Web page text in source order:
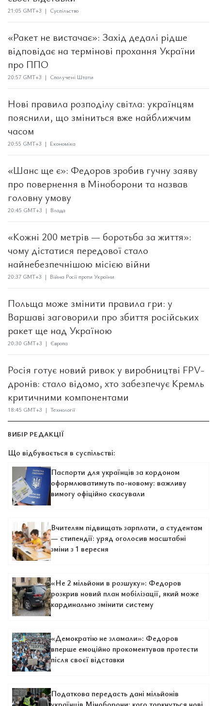
21:05 GMT+3 | Суспільство
«Ракет не вистачає»: Захід дедалі рідше
відповідає на термінові прохання України
про ППО
20:57 GMT+3 | Сполучені Штати
Нові правила розподілу світла: українцям
пояснили, що зміниться вже найближчим
часом
20:55 GMT+3 | Економіка
«Шанс ще є»: Федоров зробив гучну заяву
про повернення в Міноборони та назвав
головну умову
20:45 GMT+3 | Влада
«Кожні 200 метрів — боротьба за життя»:
чому дістатися передової стало
найнебезпечнішою місією війни
20:37 GMT+3 | Війна Росії проти України
Польща може змінити правила гри: у
Варшаві заговорили про збиття російських
ракет ще над Україною
20:30 GMT+3 | Європа
Росія готує новий ривок у виробництві FPV-
дронів: стало відомо, хто забезпечує Кремль
критичними компонентами
18:45 GMT+3 | Технології
ВИБІР РЕДАКЦІЇ
Що відбувається в суспільстві:
Паспорти для українців за кордоном
оформлюватимуть по-новому: важливу
вимогу офіційно скасували
Вчителям підвищать зарплати, а студентам
— стипендії: уряд оголосив масштабні
зміни з 1 вересня
«Не 2 мільйони в розшуку»: Федоров
розкрив новий план мобілізації, який може
кардинально змінити систему
«Демократію не зламали»: Федоров
вперше емоційно прокоментував протести
після своєї відставки
Податкова передасть дані мільйонів